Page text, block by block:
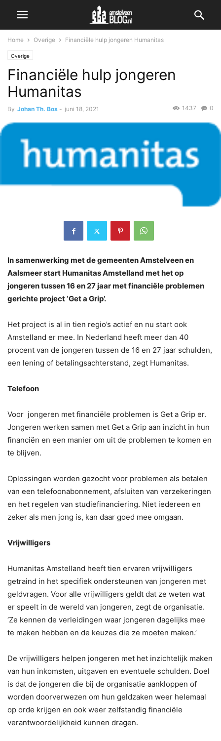
Home Overige Financiële hulp jongeren Humanitas
Overige
Financiële hulp jongeren
Humanitas
By Johan Th. Bos - juni 18, 2021 0
1437
In samenwerking met de gemeenten Amstelveen en
Aalsmeer start Humanitas Amstelland met het op
jongeren tussen 16 en 27 jaar met financiële problemen
gerichte project ‘Get a Grip’.
Het project is al in tien regio’s actief en nu start ook
Amstelland er mee. In Nederland heeft meer dan 40
procent van de jongeren tussen de 16 en 27 jaar schulden,
een lening of betalingsachterstand, zegt Humanitas.
Telefoon
Voor jongeren met financiële problemen is Get a Grip er.
Jongeren werken samen met Get a Grip aan inzicht in hun
financiën en een manier om uit de problemen te komen en
te blijven.
Oplossingen worden gezocht voor problemen als betalen
van een telefoonabonnement, afsluiten van verzekeringen
en het regelen van studiefinanciering. Niet iedereen en
zeker als men jong is, kan daar goed mee omgaan.
Vrijwilligers
Humanitas Amstelland heeft tien ervaren vrijwilligers
getraind in het specifiek ondersteunen van jongeren met
geldvragen. Voor alle vrijwilligers geldt dat ze weten wat
er speelt in de wereld van jongeren, zegt de organisatie.
‘Ze kennen de verleidingen waar jongeren dagelijks mee
te maken hebben en de keuzes die ze moeten maken.’
De vrijwilligers helpen jongeren met het inzichtelijk maken
van hun inkomsten, uitgaven en eventuele schulden. Doel
is dat de jongeren die bij de organisatie aankloppen of
worden doorverwezen om hun geldzaken weer helemaal
op orde krijgen en ook weer zelfstandig financiële
verantwoordelijkheid kunnen dragen.